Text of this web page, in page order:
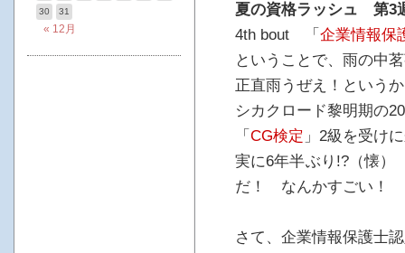
夏の資格ラッシュ 第3
4th bout 「 企業情報保
ということで、雨の中
正直雨うぜえ！という
シカクロード黎明期の
「 CG検定 」2級を受け
実に6年半ぶり!?（懐
だ！ なんかすごい！
さて、企業情報保護士
« 12月
30
31